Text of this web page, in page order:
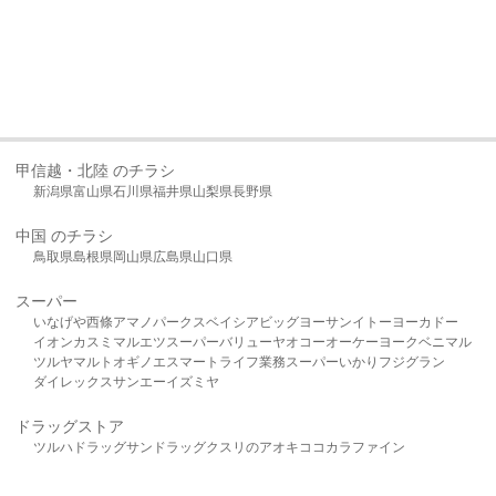
甲信越・北陸 のチラシ
新潟県富山県石川県福井県山梨県長野県
中国 のチラシ
鳥取県島根県岡山県広島県山口県
スーパー
いなげや西條アマノパークスベイシア ビッグヨーサンイトーヨーカドー
イオンカスミ マルエツスーパーバリューヤオコーオーケー ヨークベニマル
ツルヤマルト オギノ エスマート ライフ業務スーパーいかり フジグラン
ダイレックスサンエーイズミヤ
ドラッグストア
ツルハドラッグサンドラッグクスリのアオキ ココカラファイン